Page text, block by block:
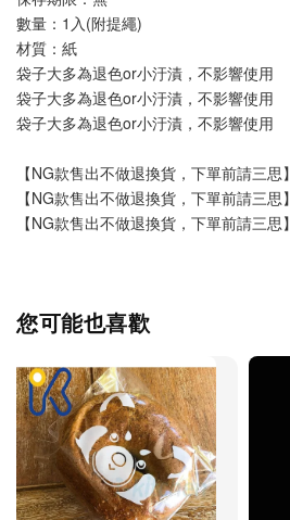
數量：1入(附提繩)
材質：紙
袋子大多為退色or小汙漬，不影響使用
袋子大多為退色or小汙漬，不影響使用
袋子大多為退色or小汙漬，不影響使用
【NG款售出不做退換貨，下單前請三思】
【NG款售出不做退換貨，下單前請三思】
【NG款售出不做退換貨，下單前請三思】
您可能也喜歡